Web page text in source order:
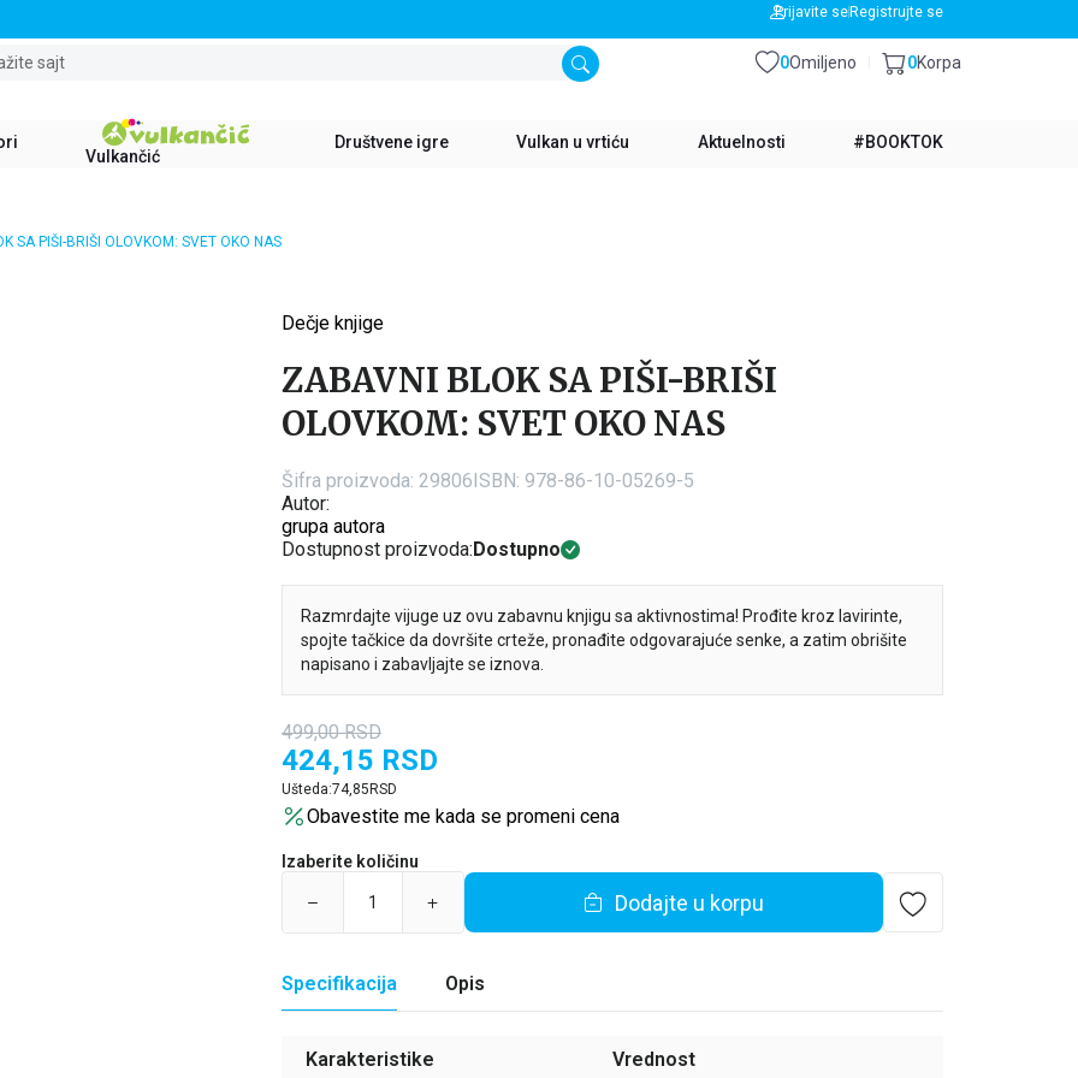
BESPLATNA DOSTAVA ZA IZNOS PREKO 3500 RSD
Prijavite se Registrujte se
sajt Omiljeno
0 Korpa
0
Vulkančić
Društvene igre Vulkan u vrtiću Aktuelnosti #BOOKTOK
SA PIŠI-BRIŠI OLOVKOM: SVET OKO NAS
Dečje knjige
ZABAVNI BLOK SA PIŠI-BRIŠI
OLOVKOM: SVET OKO NAS
Šifra proizvoda: 29806ISBN: 978-86-10-05269-5
Autor:
grupa autora
Dostupnost proizvoda:Dostupno
Razmrdajte vijuge uz ovu zabavnu knjigu sa aktivnostima! Prođite kroz lavirinte,
spojte tačkice da dovršite crteže, pronađite odgovarajuće senke, a zatim obrišite
napisano i zabavljajte se iznova.
499,00 RSD
424,15 RSD
Ušteda:74,85 RSD
Obavestite me kada se promeni cena
Izaberite količinu
Dodajte u korpu
Specifikacija Opis
Karakteristike Vrednost